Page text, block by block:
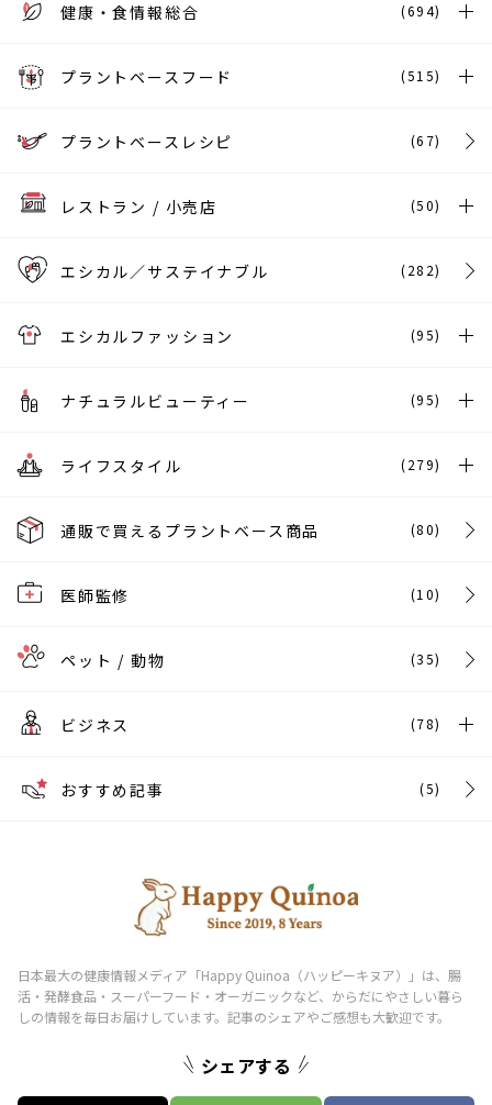
健康・食情報総合 (694)
プラントベースフード (515)
プラントベースレシピ (67)
レストラン / 小売店 (50)
エシカル／サステイナブル (282)
エシカルファッション (95)
ナチュラルビューティー (95)
ライフスタイル (279)
通販で買えるプラントベース商品 (80)
医師監修 (10)
ペット / 動物 (35)
ビジネス (78)
おすすめ記事 (5)
シェアする